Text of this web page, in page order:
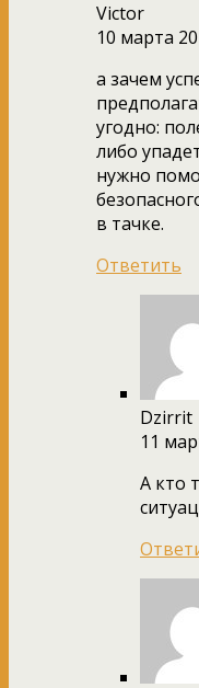
Victor
10 марта
а зачем
угодно:
либо
нужно
в тачке.
Ответить
Dzirrit
11
А кто